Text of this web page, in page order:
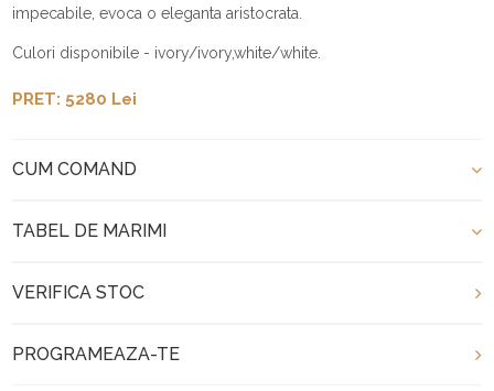
impecabile, evoca o eleganta aristocrata.
Culori disponibile - ivory/ivory,white/white.
PRET: 5280 Lei
CUM COMAND
TABEL DE MARIMI
VERIFICA STOC
PROGRAMEAZA-TE